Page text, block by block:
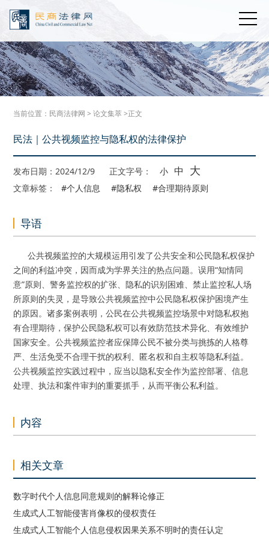
当前位置： 民商法律网 >论文集萃>正文
民法｜公共视频监控与隐私权的法律保护
发布日期：2024/12/9 正文字号： 小 中 大
文章标签： #个人信息 #隐私权 #合理期待原则
导语
公共视频监控的大规模运用引发了公共安全和公民隐私权保护
之间的利益冲突，因而成为学界关注的热点问题。误用“知情同
意”原则、警务监控权的扩张、隐私的识别困难、禁止监控私人场
所原则的失灵，是导致公共视频监控中公民隐私权保护困境产生
的原因。诸多案例表明，公民在公共视频监控场景中对隐私权抱
有合理期待，保护公民隐私权可以有效防范技术异化、有效维护
国家安全。公共视频监控者应保障公民不被分类与挑拣的人格尊
严、生活免受不合理干扰的权利、匿名权和自主权等隐私利益。
公共视频监控实践过程中，应当以隐私安全作为监控部署、信息
处理、执法和案件审判的重要抓手，从而平衡公私利益。
内容
相关文章
数字时代个人信息同意规则的解释论修正
生成式人工智能侵害肖像权的侵权责任
生成式人工智能个人信息侵权因果关系不明时的责任认定